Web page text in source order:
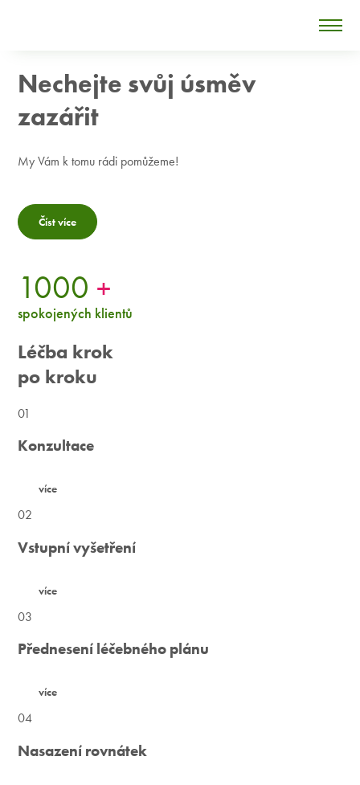
Nechejte svůj úsměv
zazářit
My Vám k tomu rádi pomůžeme!
Číst více
1000 +
spokojených klientů
Léčba krok
po kroku
01
Konzultace
více
02
Vstupní vyšetření
více
03
Přednesení léčebného plánu
více
04
Nasazení rovnátek